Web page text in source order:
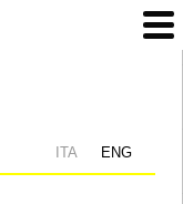
ITA ENG